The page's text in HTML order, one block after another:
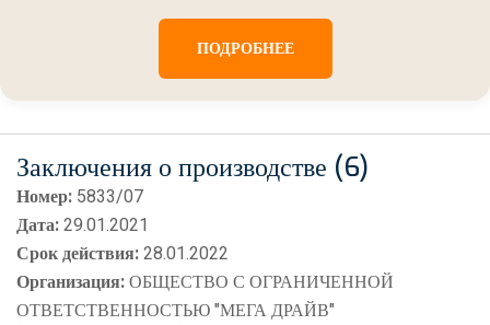
ПОДРОБНЕЕ
Заключения о производстве (6)
Номер: 5833/07
Дата:29.01.2021
Срок действия:28.01.2022
Организация:ОБЩЕСТВО С ОГРАНИЧЕННОЙ
ОТВЕТСТВЕННОСТЬЮ "МЕГА ДРАЙВ"